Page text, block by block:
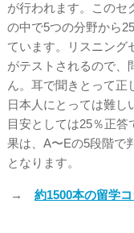
が行われます。このセ
の中で5つの分野から
ています。リスニング
がテストされるので、
ん。耳で聞きとって正
日本人にとっては難し
目安としては25％正
果は、A〜Eの5段階で
となります。
→ 約1500本の留学